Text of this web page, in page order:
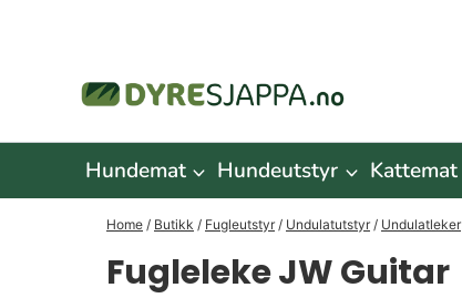
Hundemat Hundeutstyr Kattemat
Home / Butikk / Fugleutstyr / Undulatutstyr / Undulatleker
Fugleleke JW Guitar